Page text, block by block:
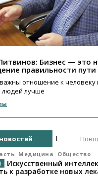
Бизнес — это
правильности пути
отношение к человеку
людей лучше
Медицина Общество
Искусственный
к разработке новых